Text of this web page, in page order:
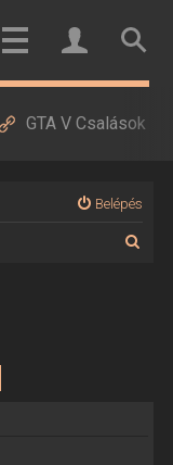
GTA V Csalások
Belépés